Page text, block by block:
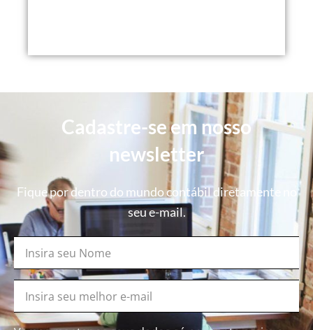
Cadastre-se em nosso
newsletter
Fique por dentro do mundo contábil diretamente no
seu e-mail.